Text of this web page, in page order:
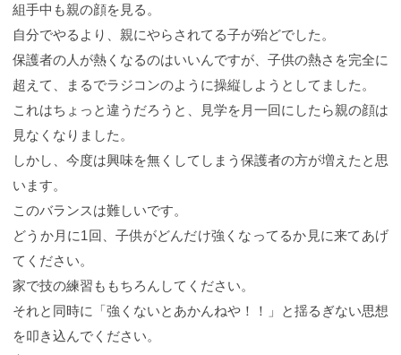
組手中も親の顔を見る。
自分でやるより、親にやらされてる子が殆どでした。
保護者の人が熱くなるのはいいんですが、子供の熱さを完全に
超えて、まるでラジコンのように操縦しようとしてました。
これはちょっと違うだろうと、見学を月一回にしたら親の顔は
見なくなりました。
しかし、今度は興味を無くしてしまう保護者の方が増えたと思
います。
このバランスは難しいです。
どうか月に1回、子供がどんだけ強くなってるか見に来てあげ
てください。
家で技の練習ももちろんしてください。
それと同時に「強くないとあかんねや！！」と揺るぎない思想
を叩き込んでください。